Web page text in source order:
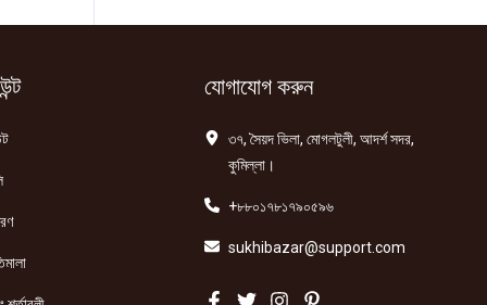
যোগাযোগ করুন
৩৭, সৈয়দ ভিলা, মোগলটুলী, আদর্শ সদর,
কুমিল্লা।
+৮৮০১৭৮১৭৯০৫৯৬
sukhibazar@support.com